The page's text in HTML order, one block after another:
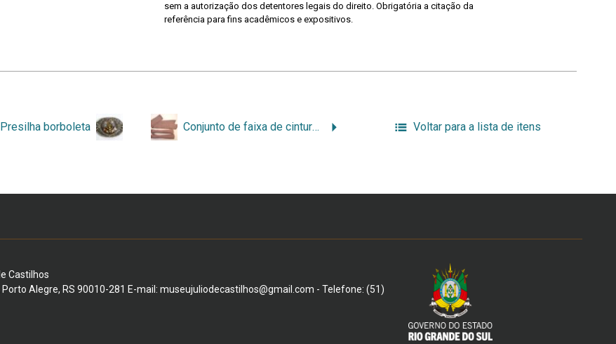
sem a autorização dos detentores legais do direito. Obrigatória a citação da
referência para fins acadêmicos e expositivos.
Presilha borboleta Conjunto de faixa de cintura e par de luvas Voltar para a lista de itens
Castilhos
Alegre, RS 90010-281 E-mail: museujuliodecastilhos@gmail.com - Telefone: (51)